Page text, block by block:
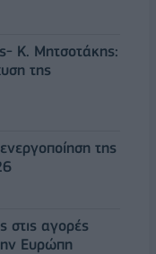
Κ. Μητσοτάκης:
της
της
στις αγορές
Ευρώπη